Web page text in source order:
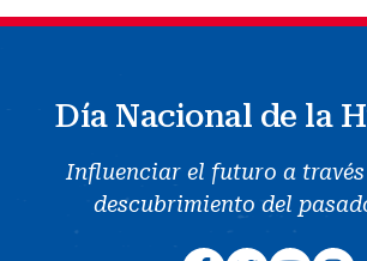
Día Nacional de la
Influenciar el futuro a través
descubrimiento del